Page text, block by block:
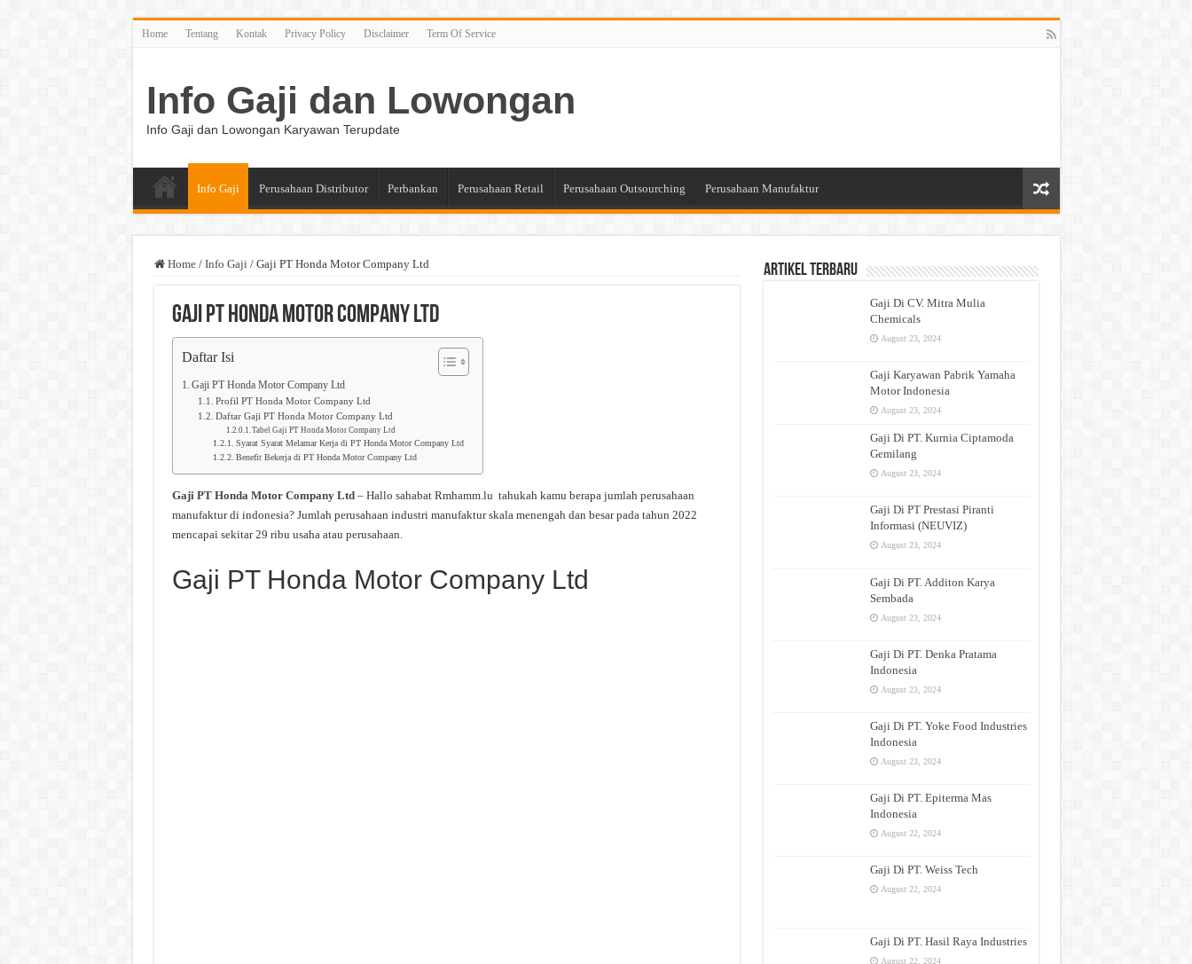
Home Tentang Kontak Privacy Policy Disclaimer Term Of Service
Info Gaji dan Lowongan
Info Gaji dan Lowongan Karyawan Terupdate
Info Gaji Perusahaan Distributor Perbankan Perusahaan Retail Perusahaan Outsourching Perusahaan Manufaktur
Home / Info Gaji / Gaji PT Honda Motor Company Ltd
Gaji PT Honda Motor Company Ltd
Daftar Isi
Gaji PT Honda Motor Company Ltd
Profil PT Honda Motor Company Ltd
Daftar Gaji PT Honda Motor Company Ltd
Tabel Gaji PT Honda Motor Company Ltd
Syarat Syarat Melamar Kerja di PT Honda Motor Company Ltd
Benefit Bekerja di PT Honda Motor Company Ltd
Gaji PT Honda Motor Company Ltd – Hallo sahabat Rmhamm.lu tahukah kamu berapa jumlah perusahaan
manufaktur di indonesia? Jumlah perusahaan industri manufaktur skala menengah dan besar pada tahun 2022
mencapai sekitar 29 ribu usaha atau perusahaan.
Gaji PT Honda Motor Company Ltd
Artikel Terbaru
Gaji Di CV. Mitra Mulia
Chemicals
August 23, 2024
Gaji Karyawan Pabrik Yamaha
Motor Indonesia
August 23, 2024
Gaji Di PT. Kurnia Ciptamoda
Gemilang
August 23, 2024
Gaji Di PT Prestasi Piranti
Informasi (NEUVIZ)
August 23, 2024
Gaji Di PT. Additon Karya
Sembada
August 23, 2024
Gaji Di PT. Denka Pratama
Indonesia
August 23, 2024
Gaji Di PT. Yoke Food Industries
Indonesia
August 23, 2024
Gaji Di PT. Epiterma Mas
Indonesia
August 22, 2024
Gaji Di PT. Weiss Tech
August 22, 2024
Gaji Di PT. Hasil Raya Industries
August 22, 2024